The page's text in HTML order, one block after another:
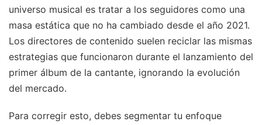
universo musical es tratar a los seguidores como una
masa estática que no ha cambiado desde el año 2021.
Los directores de contenido suelen reciclar las mismas
estrategias que funcionaron durante el lanzamiento del
primer álbum de la cantante, ignorando la evolución
del mercado.
Para corregir esto, debes segmentar tu enfoque